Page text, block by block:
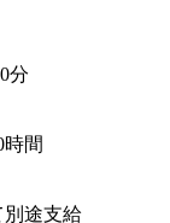
分
間
別途支給